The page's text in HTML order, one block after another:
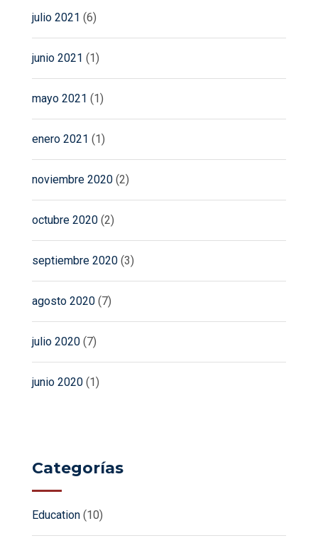
julio 2021 (6)
junio 2021 (1)
mayo 2021 (1)
enero 2021 (1)
noviembre 2020 (2)
octubre 2020 (2)
septiembre 2020 (3)
agosto 2020 (7)
julio 2020 (7)
junio 2020 (1)
Categorías
Education (10)